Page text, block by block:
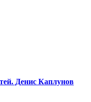
Денис Каплунов